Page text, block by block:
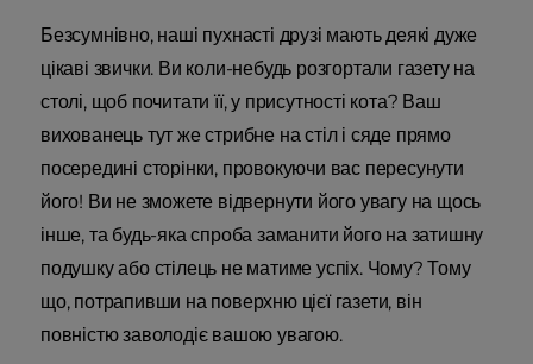
Безсумнівно, наші пухнасті друзі мають деякі дуже
цікаві звички. Ви коли-небудь розгортали газету на
столі, щоб почитати її, у присутності кота? Ваш
вихованець тут же стрибне на стіл і сяде прямо
посередині сторінки, провокуючи вас пересунути
його! Ви не зможете відвернути його увагу на щось
інше, та будь-яка спроба заманити його на затишну
подушку або стілець не матиме успіх. Чому? Тому
що, потрапивши на поверхню цієї газети, він
повністю заволодіє вашою увагою.